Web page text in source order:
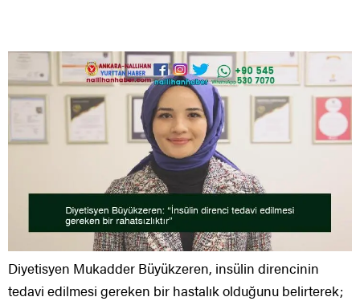
Diyetisyen Mukadder Büyükzeren, insülin direncinin
tedavi edilmesi gereken bir hastalık olduğunu belirterek;